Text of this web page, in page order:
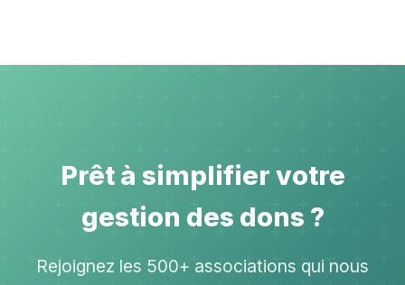
Prêt à simplifier votre
gestion des dons ?
Rejoignez les 500+ associations qui nous